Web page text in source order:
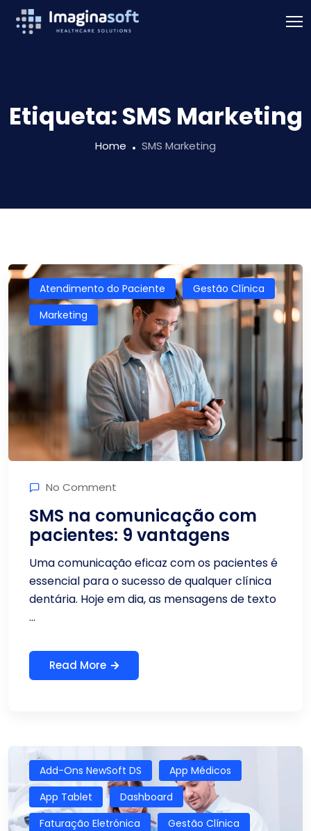
Etiqueta:SMS Marketing
Home SMS Marketing
Atendimento do Paciente
Gestão Clínica
Marketing
No Comment
SMS na comunicação com
pacientes: 9 vantagens
Uma comunicação eficaz com os pacientes é
essencial para o sucesso de qualquer clínica
dentária. Hoje em dia, as mensagens de texto
...
Read More
Add-Ons NewSoft DS
App Médicos
App Tablet
Dashboard
Faturação Eletrónica
Gestão Clínica